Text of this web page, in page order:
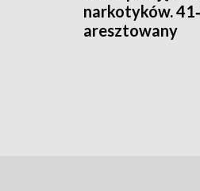
narkotyków.
aresztowany